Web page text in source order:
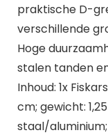
praktische D-
verschillende
Hoge
stalen tanden
Inhoud: 1x
cm; gewicht:
staal/